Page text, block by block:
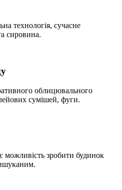
технологія, сучасне
сировина.
облицювального
сумішей, фуги.
можливість зробити будинок